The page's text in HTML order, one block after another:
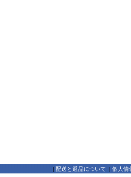
| 配送と返品について | 個人情